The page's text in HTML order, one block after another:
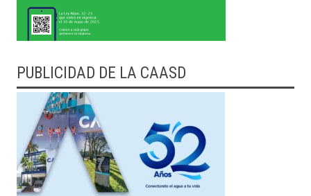
PUBLICIDAD DE LA CAASD